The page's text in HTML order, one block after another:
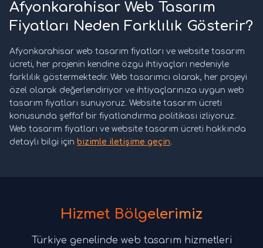
Afyonkarahisar Web Tasarım
Fiyatları Neden Farklılık Gösterir?
Afyonkarahisar web tasarım fiyatları ve website tasarım
ücreti, her projenin kendine özgü ihtiyaçları nedeniyle
farklılık göstermektedir. Web tasarımcı olarak, her projeyi
özel olarak değerlendiriyor ve ihtiyaçlarınıza uygun web
tasarım fiyatları sunuyoruz. Website tasarım ücreti
konusunda şeffaf bir fiyatlandırma politikası izliyoruz.
Web tasarım fiyatları ve website tasarım ücreti hakkında
detaylı bilgi için bizimle iletişime geçin.
Hizmet Bölgelerimiz
Türkiye genelinde web tasarım hizmetleri